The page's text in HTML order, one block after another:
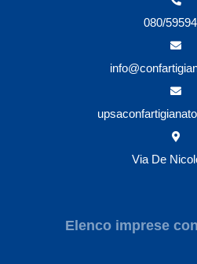
080/
Via De
Elenco imprese